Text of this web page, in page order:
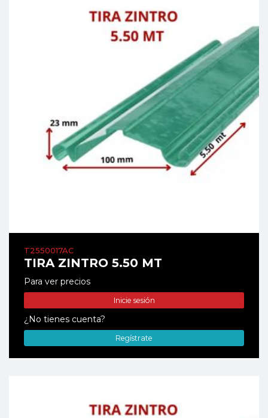
T2550017AC
TIRA ZINTRO 5.50 MT
Para ver precios
Inicie sesión
¿No tienes cuenta?
Regístrate